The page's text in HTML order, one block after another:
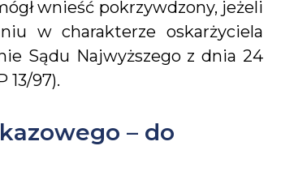
wnieść pokrzywdzony, jeżeli
w charakterze oskarżyciela
Sądu Najwyższego z dnia 24
13/97).
– do